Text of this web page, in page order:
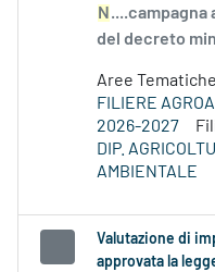
N ....campagna
del decreto
Aree
FILIERE
2026-2027
DIP.
AMBIENTALE
Valutazione di
approvata la